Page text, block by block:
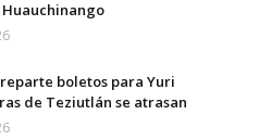
boletos para Yuri
de Teziutlán se atrasan